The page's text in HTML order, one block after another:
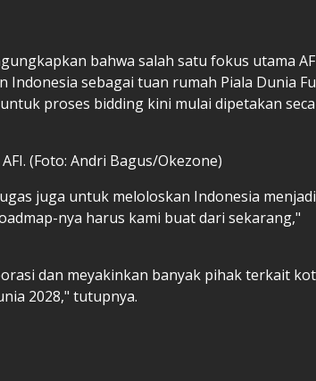
bahwa salah satu fokus utama
Indonesia sebagai tuan rumah Piala Dunia
proses bidding kini mulai dipetakan
(Foto: Andri Bagus/Okezone)
juga untuk meloloskan Indonesia menjadi
nya harus kami buat dari sekarang,"
dan meyakinkan banyak pihak terkait
2028," tutupnya.